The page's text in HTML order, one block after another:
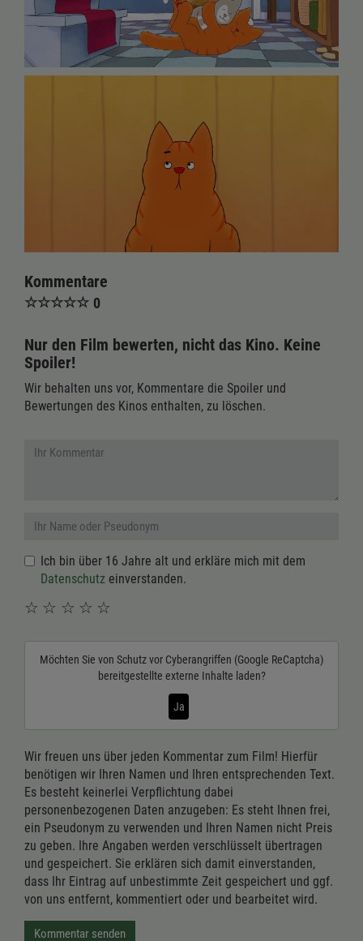
Kommentare
☆☆☆☆☆ 0
Nur den Film bewerten, nicht das Kino. Keine
Spoiler!
Wir behalten uns vor, Kommentare die Spoiler und
Bewertungen des Kinos enthalten, zu löschen.
Ich bin über 16 Jahre alt und erkläre mich mit dem
Datenschutz einverstanden.
☆
☆
☆
☆
☆
Möchten Sie von Schutz vor Cyberangriffen (Google ReCaptcha)
bereitgestellte externe Inhalte laden?
Ja
Wir freuen uns über jeden Kommentar zum Film! Hierfür
benötigen wir Ihren Namen und Ihren entsprechenden Text.
Es besteht keinerlei Verpflichtung dabei
personenbezogenen Daten anzugeben: Es steht Ihnen frei,
ein Pseudonym zu verwenden und Ihren Namen nicht Preis
zu geben. Ihre Angaben werden verschlüsselt übertragen
und gespeichert. Sie erklären sich damit einverstanden,
dass Ihr Eintrag auf unbestimmte Zeit gespeichert und ggf.
von uns entfernt, kommentiert oder und bearbeitet wird.
Kommentar senden